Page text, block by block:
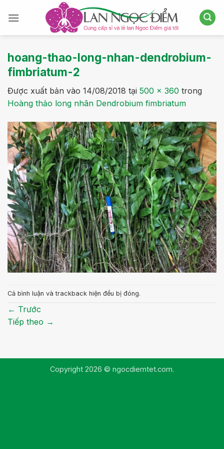
qua
hoang-thao-long-nhan-dendrobium-
fimbriatum-2
Được xuất bản vào 14/08/2018 tại 500 × 360 trong
Hoàng thảo long nhãn Dendrobium fimbriatum
Cả bình luận và trackback hiện đều bị đóng.
← Trước
Tiếp theo →
Copyright 2026 © ngocdiemtet.com.